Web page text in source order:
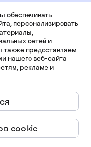
ISO 27001
CERTIFIED
COMPLIANT
обеспечивать
персонализировать
сетей и
также предоставляем
нашего веб-сайта
рекламе и
cookie